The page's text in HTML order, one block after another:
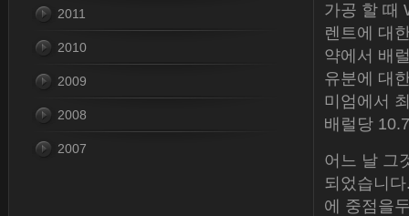
가공 할 때
렌트에 대
약에서 배
유분에 대
미엄에서
배럴당
어느 날 그
되었습니
에 중점을
2011
2010
2009
2008
2007